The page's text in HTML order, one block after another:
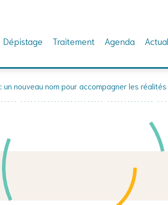
Dépistage Traitement Agenda
un nouveau nom pour accompagner les réalités